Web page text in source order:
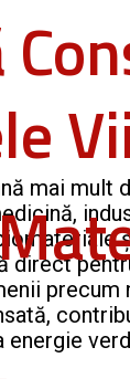
mai
precum